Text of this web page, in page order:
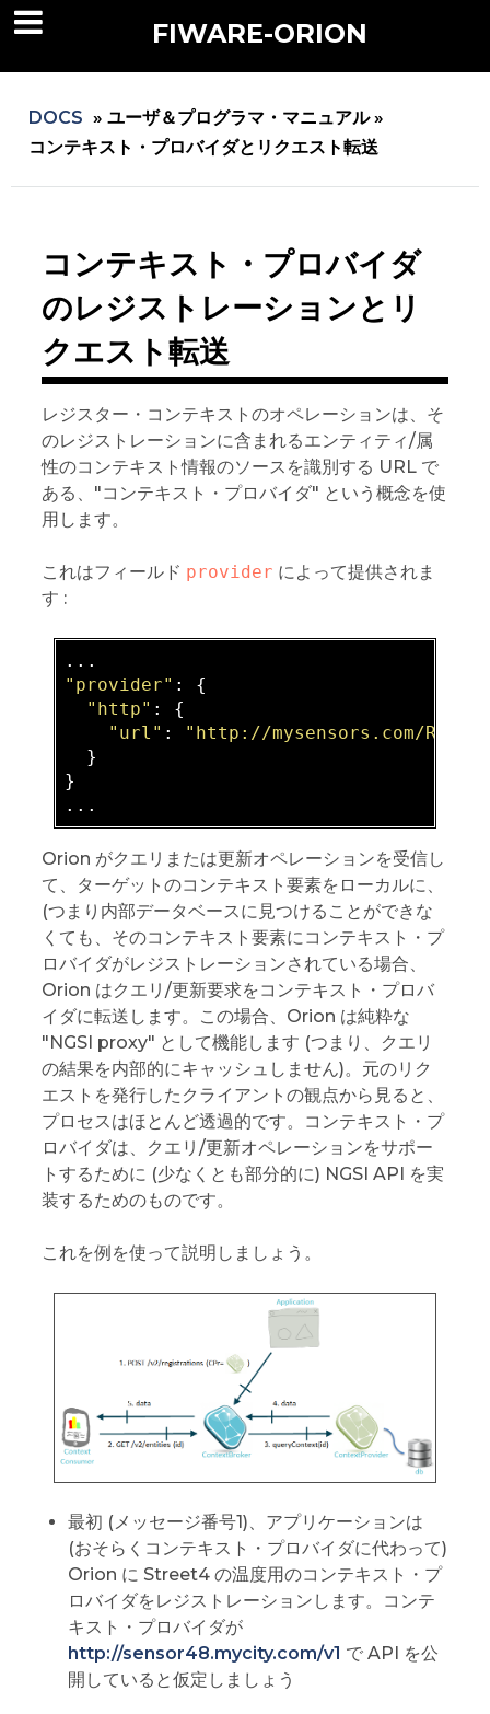
FIWARE-ORION
DOCS » ユーザ＆プログラマ・マニュアル »
コンテキスト・プロバイダとリクエスト転送
コンテキスト・プロバイダ
のレジストレーションとリ
クエスト転送
レジスター・コンテキストのオペレーションは、そ
のレジストレーションに含まれるエンティティ/属
性のコンテキスト情報のソースを識別する URL で
ある、"コンテキスト・プロバイダ" という概念を使
用します。
これはフィールド provider によって提供されま
す :
"provider" : {
"http" : {
"url" :
"http://mysensors.com/Rooms"
  }
}
Orion がクエリまたは更新オペレーションを受信し
て、ターゲットのコンテキスト要素をローカルに、
(つまり内部データベースに見つけることができな
くても、そのコンテキスト要素にコンテキスト・プ
ロバイダがレジストレーションされている場合、
Orion はクエリ/更新要求をコンテキスト・プロバ
イダに転送します。この場合、Orion は純粋な
"NGSI proxy" として機能します (つまり、クエリ
の結果を内部的にキャッシュしません)。元のリク
エストを発行したクライアントの観点から見ると、
プロセスはほとんど透過的です。コンテキスト・プ
ロバイダは、クエリ/更新オペレーションをサポー
トするために (少なくとも部分的に) NGSI API を実
装するためのものです。
これを例を使って説明しましょう。
最初 (メッセージ番号1)、アプリケーションは
(おそらくコンテキスト・プロバイダに代わって)
Orion に Street4 の温度用のコンテキスト・プ
ロバイダをレジストレーションします。コンテ
キスト・プロバイダが
http://sensor48.mycity.com/v1 で API を公
開していると仮定しましょう